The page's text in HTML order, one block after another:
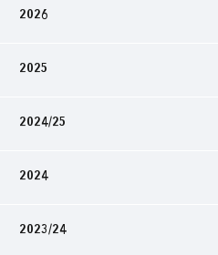
2026
2025
2024/25
2024
2023/24